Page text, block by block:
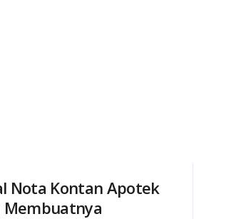
Nota Kontan Apotek
Membuatnya